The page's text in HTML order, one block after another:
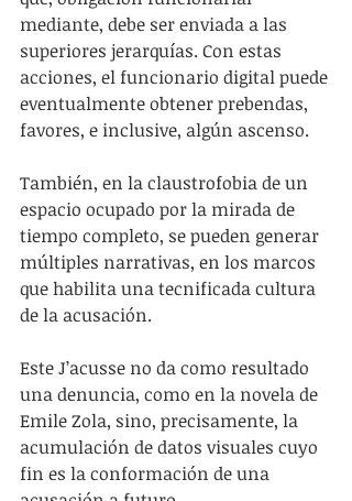
mediante, debe ser enviada a las
superiores jerarquías. Con estas
acciones, el funcionario digital puede
eventualmente obtener prebendas,
favores, e inclusive, algún ascenso.
También, en la claustrofobia de un
espacio ocupado por la mirada de
tiempo completo, se pueden generar
múltiples narrativas, en los marcos
que habilita una tecnificada cultura
de la acusación.
Este J’acusse no da como resultado
una denuncia, como en la novela de
Emile Zola, sino, precisamente, la
acumulación de datos visuales cuyo
fin es la conformación de una